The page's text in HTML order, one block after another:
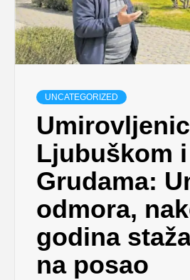
UNCATEGORIZED
Ljubuškom i
Grudama:
odmora,
godina
na posao